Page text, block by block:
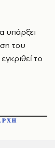
υπάρξει
του
το